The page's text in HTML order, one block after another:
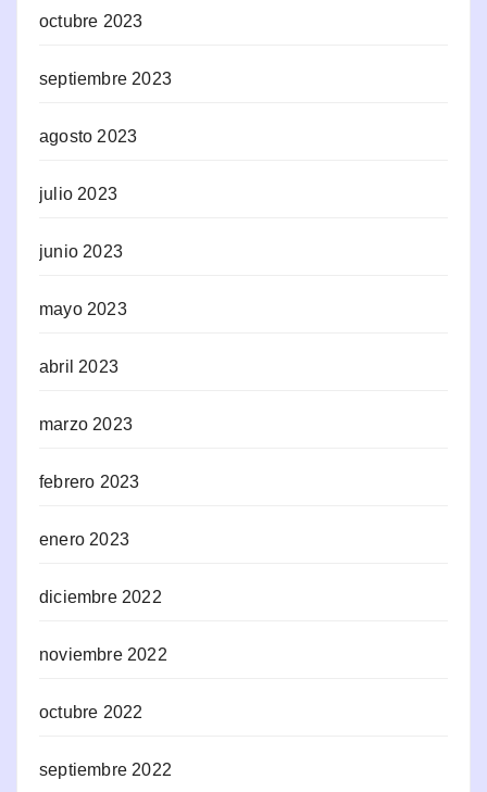
octubre 2023
septiembre 2023
agosto 2023
julio 2023
junio 2023
mayo 2023
abril 2023
marzo 2023
febrero 2023
enero 2023
diciembre 2022
noviembre 2022
octubre 2022
septiembre 2022